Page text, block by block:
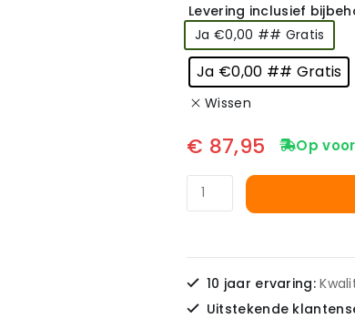
Levering inclusief
Ja €0,00 ## Gratis
Ja €0,00 ## Gratis
Wissen
€ 87,95 Op
10 jaar ervaring:
Uitstekende